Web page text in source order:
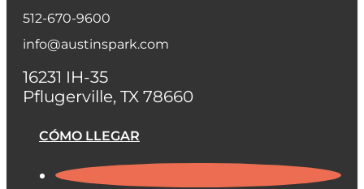
512-670-9600
info@austinspark.com
16231 IH-35
Pflugerville, TX 78660
CÓMO LLEGAR